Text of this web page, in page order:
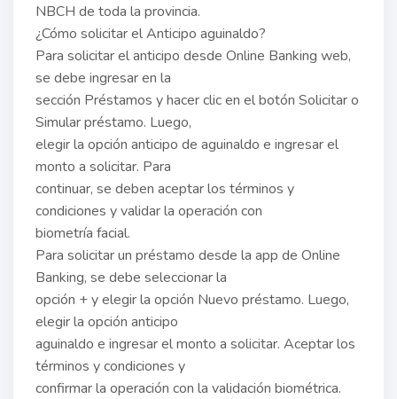
NBCH de toda la provincia.
¿Cómo solicitar el Anticipo aguinaldo?
Para solicitar el anticipo desde Online Banking web,
se debe ingresar en la
sección Préstamos y hacer clic en el botón Solicitar o
Simular préstamo. Luego,
elegir la opción anticipo de aguinaldo e ingresar el
monto a solicitar. Para
continuar, se deben aceptar los términos y
condiciones y validar la operación con
biometría facial.
Para solicitar un préstamo desde la app de Online
Banking, se debe seleccionar la
opción + y elegir la opción Nuevo préstamo. Luego,
elegir la opción anticipo
aguinaldo e ingresar el monto a solicitar. Aceptar los
términos y condiciones y
confirmar la operación con la validación biométrica.